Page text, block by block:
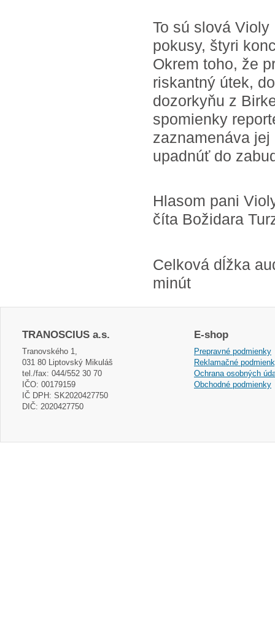
To sú slová
pokusy, štyri
Okrem toho, že
riskantný útek,
dozorkyňu z
spomienky
zaznamenáva
upadnúť do
Hlasom pani
číta Božidara
Celková dĺžka
minút
TRANOSCIUS a.s.
Tranovského 1,
031 80 Liptovský Mikuláš
tel./fax: 044/552 30 70
IČO: 00179159
IČ DPH: SK2020427750
DIČ: 2020427750
E-shop
Prepravné podmienky
Reklamačné
Ochrana osobných
Obchodné podmienky